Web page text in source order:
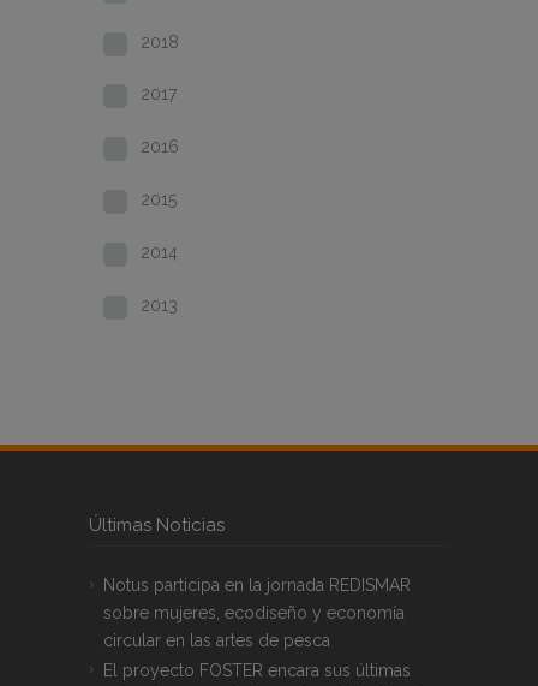
2018
2017
2016
2015
2014
2013
Últimas Noticias
Notus participa en la jornada REDISMAR
sobre mujeres, ecodiseño y economía
circular en las artes de pesca
El proyecto FOSTER encara sus últimas